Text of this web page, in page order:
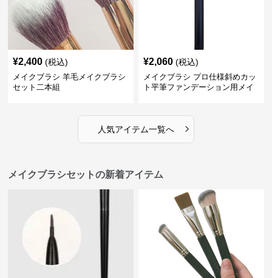
¥2,400 (税込)
メイクブラシ 羊毛メイクブラシ
セット二本組
¥2,060 (税込)
メイクブラシ プロ仕様斜めカッ
ト平筆ファンデーション用メイ
人気アイテム一覧へ ›
メイクブラシセットの新着アイテム